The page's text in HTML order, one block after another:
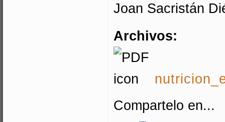
Joan Sacristán
Archivos:
Compartelo en...